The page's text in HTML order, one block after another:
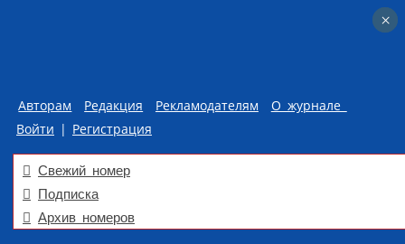
Авторам Редакция Рекламодателям
О журнале
Войти | Регистрация
Свежий номер
Подписка
Архив номеров
×
×